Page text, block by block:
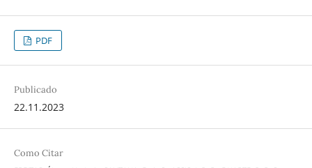
PDF
Publicado
22.11.2023
Como Citar